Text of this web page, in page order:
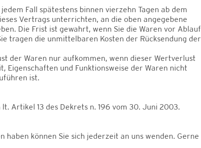
Fall spätestens binnen vierzehn Tagen ab dem
Vertrags unterrichten, an die oben angegebene
Die Frist ist gewahrt, wenn Sie die Waren vor Ablauf
tragen die unmittelbaren Kosten der Rücksendung der
der Waren nur aufkommen, wenn dieser Wertverlust
Eigenschaften und Funktionsweise der Waren nicht
ist.
Artikel 13 des Dekrets n. 196 vom 30. Juni 2003.
haben können Sie sich jederzeit an uns wenden. Gerne